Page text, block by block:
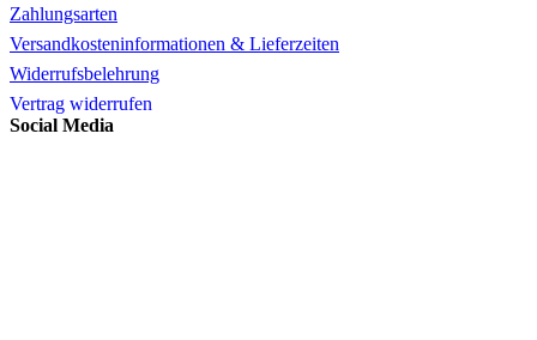
Zahlungsarten
Versandkosteninformationen & Lieferzeiten
Widerrufsbelehrung
Vertrag widerrufen
Social Media